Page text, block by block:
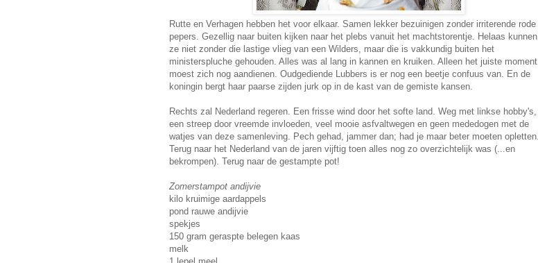
Rutte en Verhagen hebben het voor elkaar. Samen lekker bezuinigen zonder irriterende rode
pepers. Gezellig naar buiten kijken naar het plebs vanuit het machtstorentje. Helaas kunnen
ze niet zonder die lastige vlieg van een Wilders, maar die is vakkundig buiten het
ministerspluche gehouden. Alles was al lang in kannen en kruiken. Alleen het juiste moment
moest zich nog aandienen. Oudgediende Lubbers is er nog een beetje confuus van. En de
koningin bergt haar paarse zijden jurk op in de kast van de gemiste kansen.
Rechts zal Nederland regeren. Een frisse wind door het softe land. Weg met linkse hobby's,
een streep door vreemde invloeden, veel mooie asfvaltwegen en geen mededogen met de
watjes van deze samenleving. Pech gehad, jammer dan; had je maar beter moeten opletten.
Terug naar het Nederland van de jaren vijftig toen alles nog zo overzichtelijk was (...en
bekrompen). Terug naar de gestampte pot!
Zomerstampot andijvie
kilo kruimige aardappels
pond rauwe andijvie
spekjes
150 gram geraspte belegen kaas
melk